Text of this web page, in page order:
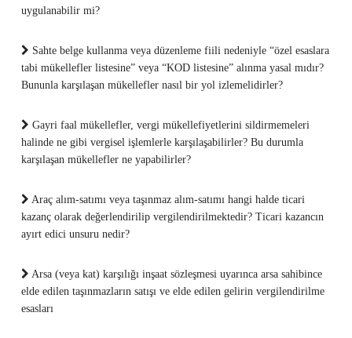
uygulanabilir mi?
Sahte belge kullanma veya düzenleme fiili nedeniyle “özel esaslara
tabi mükellefler listesine” veya “KOD listesine” alınma yasal mıdır?
Bununla karşılaşan mükellefler nasıl bir yol izlemelidirler?
Gayri faal mükellefler, vergi mükellefiyetlerini sildirmemeleri
halinde ne gibi vergisel işlemlerle karşılaşabilirler? Bu durumla
karşılaşan mükellefler ne yapabilirler?
Araç alım-satımı veya taşınmaz alım-satımı hangi halde ticari
kazanç olarak değerlendirilip vergilendirilmektedir? Ticari kazancın
ayırt edici unsuru nedir?
Arsa (veya kat) karşılığı inşaat sözleşmesi uyarınca arsa sahibince
elde edilen taşınmazların satışı ve elde edilen gelirin vergilendirilme
esasları